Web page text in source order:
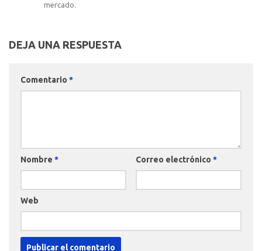
mercado.
DEJA UNA RESPUESTA
Comentario *
Nombre * Correo electrónico *
Web